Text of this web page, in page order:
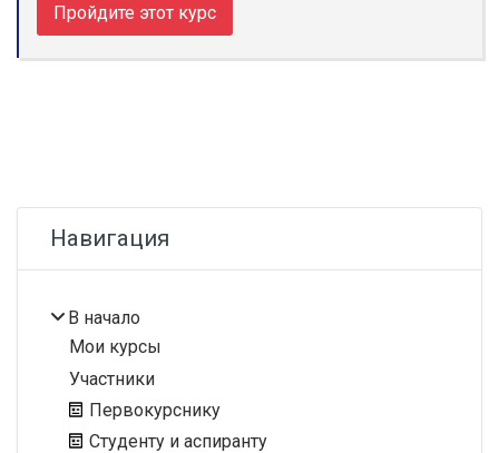
Пройдите этот курс
Навигация
В начало
Мои курсы
Участники
Первокурснику
Студенту и аспиранту